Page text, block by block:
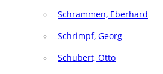
Schrammen, Eberhard
Schrimpf, Georg
Schubert, Otto